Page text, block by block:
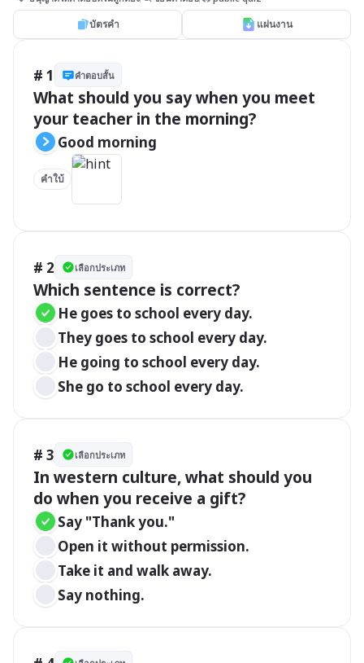
บัตรคำ แผ่นงาน
# 1 คำตอบสั้น
What should you say when you meet
your teacher in the morning?
Good morning
คำใบ้
# 2 เลือกประเภท
Which sentence is correct?
He goes to school every day.
They goes to school every day.
He going to school every day.
She go to school every day.
# 3 เลือกประเภท
In western culture, what should you
do when you receive a gift?
Say "Thank you."
Open it without permission.
Take it and walk away.
Say nothing.